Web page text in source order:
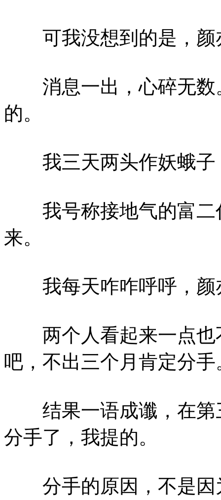
可我没想到的是，颜
消息一出，心碎无数
的。
我三天两头作妖蛾子
我号称接地气的富二
来。
我每天咋咋呼呼，颜
两个人看起来一点也
吧，不出三个月肯定分手
结果一语成谶，在第
分手了，我提的。
分手的原因，不是因